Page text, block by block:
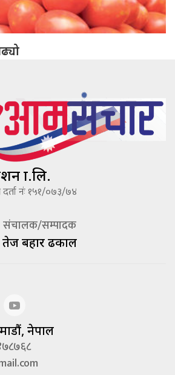
प्रा.लि.
नंः १५१/०७३/७४
संचालक/सम्पादक
तेज बहादूर ढकाल
नेपाल